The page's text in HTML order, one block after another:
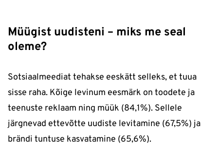
Müügist uudisteni – miks me seal
oleme?
Sotsiaalmeediat tehakse eeskätt selleks, et tuua
sisse raha. Kõige levinum eesmärk on toodete ja
teenuste reklaam ning müük (84,1%). Sellele
järgnevad ettevõtte uudiste levitamine (67,5%) ja
brändi tuntuse kasvatamine (65,6%).